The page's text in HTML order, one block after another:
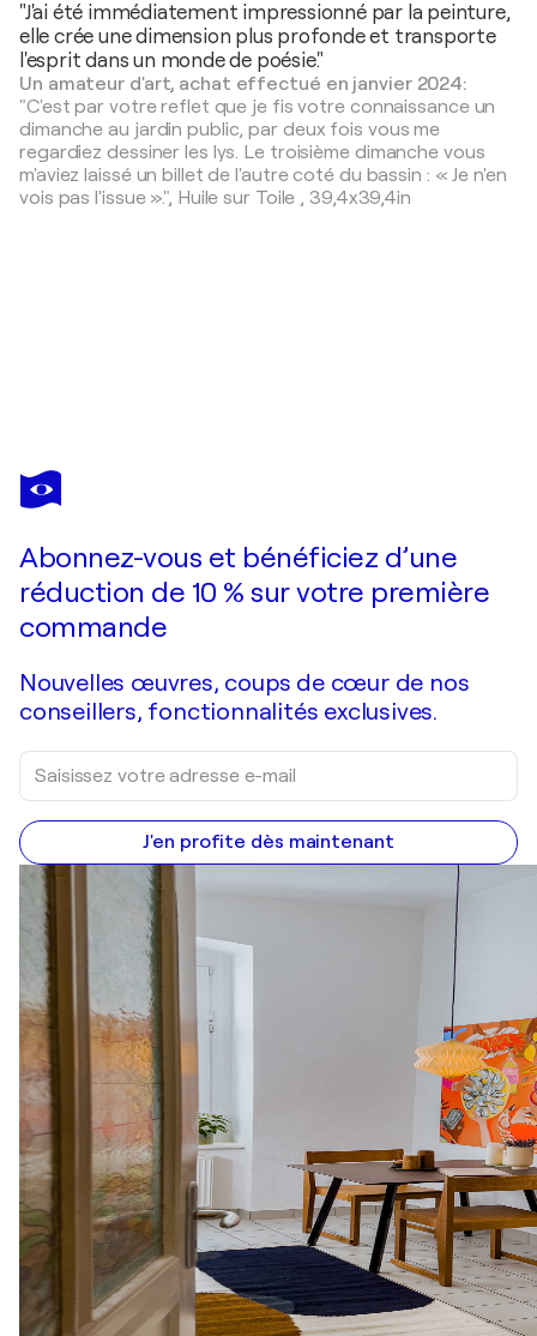
"J'ai été immédiatement impressionné par la peinture,
elle crée une dimension plus profonde et transporte
l'esprit dans un monde de poésie."
Un amateur d'art, achat effectué en janvier 2024:
"C'est par votre reflet que je fis votre connaissance un
dimanche au jardin public, par deux fois vous me
regardiez dessiner les lys. Le troisième dimanche vous
m'aviez laissé un billet de l'autre coté du bassin : « Je n'en
vois pas l'issue ».", Huile sur Toile , 39,4x39,4in
FRANÇOIS
PAGÉ
Je passe commande
Abonnez-vous et bénéficiez d’une
réduction de 10 % sur votre première
commande
Nouvelles œuvres, coups de cœur de nos
conseillers, fonctionnalités exclusives.
J'en profite dès maintenant